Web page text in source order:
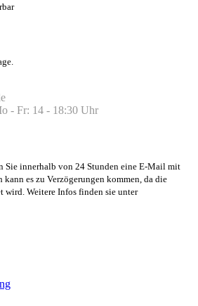
- Fr: 14 - 18:30 Uhr
Sie innerhalb von 24 Stunden eine E-Mail mit
es zu Verzögerungen kommen, da die
wird. Weitere Infos finden sie unter